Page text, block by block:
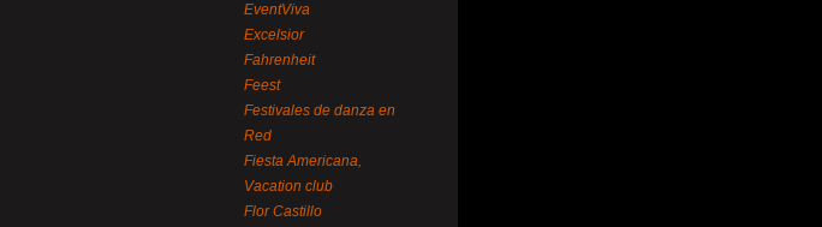
EventViva
Excelsior
Fahrenheit
Feest
Festivales de danza en
Red
Fiesta Americana,
Vacation club
Flor Castillo